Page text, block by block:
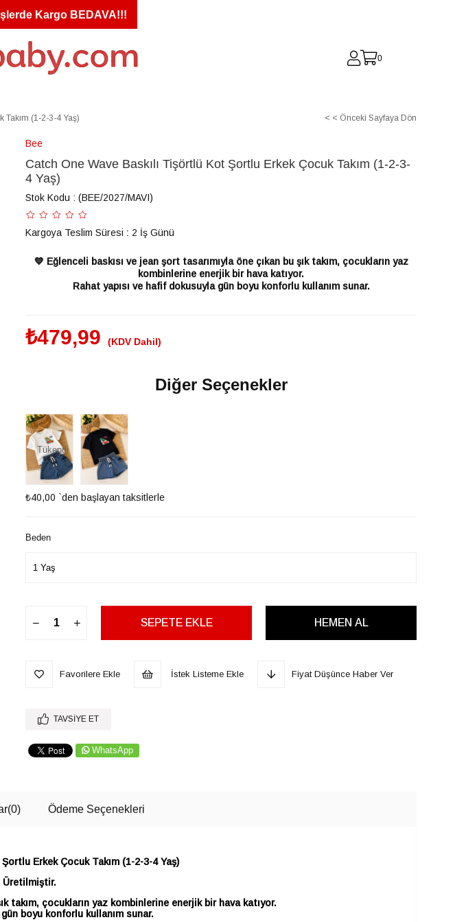
Kargo BEDAVA!!!
0
Takım (1-2-3-4 Yaş) < < Önceki Sayfaya Dön
Bee
Catch One Wave Baskılı Tişörtlü Kot Şortlu Erkek Çocuk Takım (1-2-3-
4 Yaş)
Stok Kodu (BEE/2027/MAVI)
Kargoya Teslim Süresi : 2 İş Günü
💙 Eğlenceli baskısı ve jean şort tasarımıyla öne çıkan bu şık takım, çocukların yaz
kombinlerine enerjik bir hava katıyor.
Rahat yapısı ve hafif dokusuyla gün boyu konforlu kullanım sunar.
₺479,99 (KDV Dahil)
Diğer Seçenekler
Tükendi
₺40,00 `den başlayan taksitlerle
Beden
Favorilere Ekle İstek Listeme Ekle Fiyat Düşünce Haber Ver
TAVSIYE ET
WhatsApp
(0) Ödeme Seçenekleri
Erkek Çocuk Takım (1-2-3-4 Yaş)
Üretilmiştir.
takım, çocukların yaz kombinlerine enerjik bir hava katıyor.
boyu konforlu kullanım sunar.